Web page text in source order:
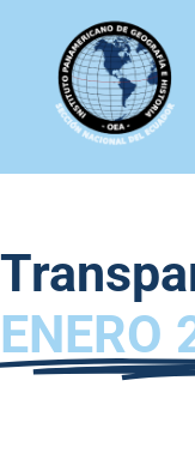
ENERO